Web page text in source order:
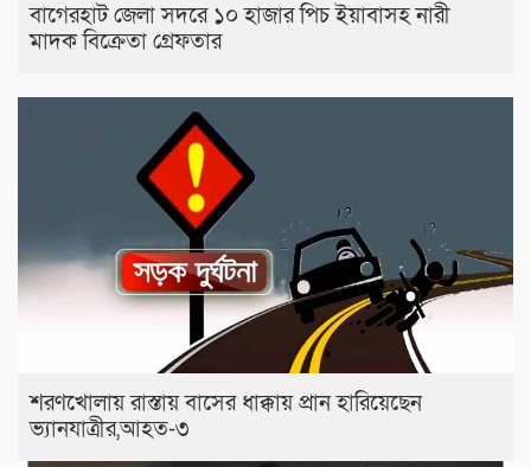
বাগেরহাট জেলা সদরে ১০ হাজার পিচ ইয়াবাসহ নারী
মাদক বিক্রেতা গ্রেফতার
শরণখোলায় রাস্তায় বাসের ধাক্কায় প্রান হারিয়েছেন
ভ্যানযাত্রীর,আহত-৩